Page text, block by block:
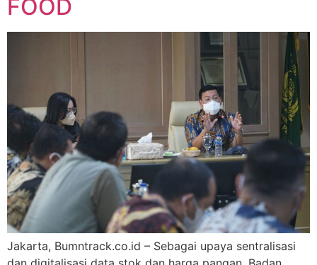
FOOD
Jakarta, Bumntrack.co.id – Sebagai upaya sentralisasi